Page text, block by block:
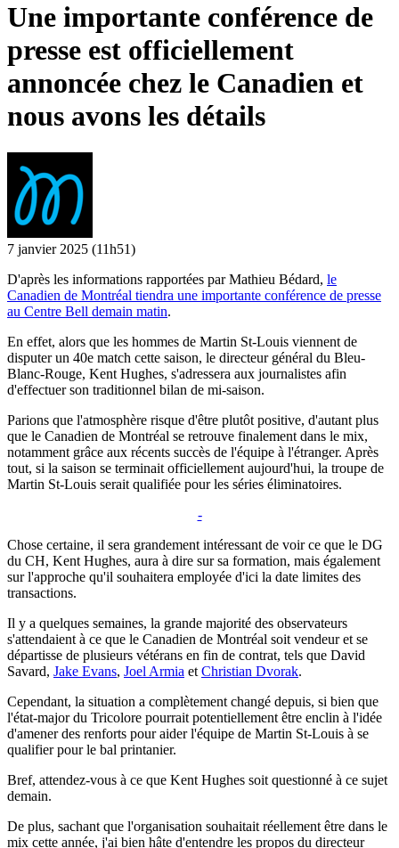
Une importante conférence de
presse est officiellement
annoncée chez le Canadien et
nous avons les détails
7 janvier 2025 (11h51)
D'après les informations rapportées par Mathieu Bédard, le
Canadien de Montréal tiendra une importante conférence de presse
au Centre Bell demain matin.
En effet, alors que les hommes de Martin St-Louis viennent de
disputer un 40e match cette saison, le directeur général du Bleu-
Blanc-Rouge, Kent Hughes, s'adressera aux journalistes afin
d'effectuer son traditionnel bilan de mi-saison.
Parions que l'atmosphère risque d'être plutôt positive, d'autant plus
que le Canadien de Montréal se retrouve finalement dans le mix,
notamment grâce aux récents succès de l'équipe à l'étranger. Après
tout, si la saison se terminait officiellement aujourd'hui, la troupe de
Martin St-Louis serait qualifiée pour les séries éliminatoires.
-
Chose certaine, il sera grandement intéressant de voir ce que le DG
du CH, Kent Hughes, aura à dire sur sa formation, mais également
sur l'approche qu'il souhaitera employée d'ici la date limites des
transactions.
Il y a quelques semaines, la grande majorité des observateurs
s'attendaient à ce que le Canadien de Montréal soit vendeur et se
départisse de plusieurs vétérans en fin de contrat, tels que David
Savard, Jake Evans, Joel Armia et Christian Dvorak.
Cependant, la situation a complètement changé depuis, si bien que
l'état-major du Tricolore pourrait potentiellement être enclin à l'idée
d'amener des renforts pour aider l'équipe de Martin St-Louis à se
qualifier pour le bal printanier.
Bref, attendez-vous à ce que Kent Hughes soit questionné à ce sujet
demain.
De plus, sachant que l'organisation souhaitait réellement être dans le
mix cette année, j'ai bien hâte d'entendre les propos du directeur